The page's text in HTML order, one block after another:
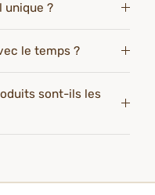
unique ?
le temps ?
sont-ils les